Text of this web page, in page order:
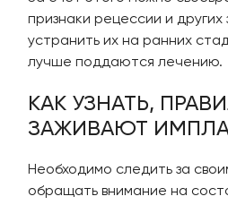
признаки рецессии и
устранить их на ранних
лучше поддаются лечению.
КАК УЗНАТЬ,
ЗАЖИВАЮТ
Необходимо следить за
обращать внимание на